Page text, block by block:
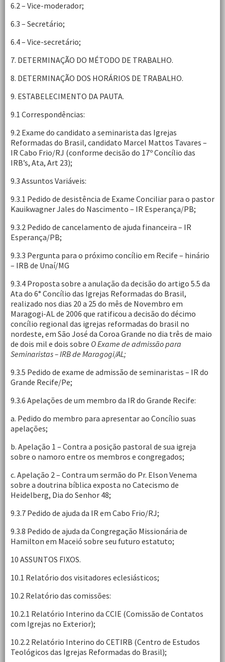
6.2 – Vice-moderador;
6.3 – Secretário;
6.4 – Vice-secretário;
7. DETERMINAÇÃO DO MÉTODO DE TRABALHO.
8. DETERMINAÇÃO DOS HORÁRIOS DE TRABALHO.
9. ESTABELECIMENTO DA PAUTA.
9.1 Correspondências:
9.2 Exame do candidato a seminarista das Igrejas
Reformadas do Brasil, candidato Marcel Mattos Tavares –
IR Cabo Frio/RJ (conforme decisão do 17º Concílio das
IRB’s, Ata, Art 23);
9.3 Assuntos Variáveis:
9.3.1 Pedido de desistência de Exame Conciliar para o pastor
Kauikwagner Jales do Nascimento – IR Esperança/PB;
9.3.2 Pedido de cancelamento de ajuda financeira – IR
Esperança/PB;
9.3.3 Pergunta para o próximo concílio em Recife – hinário
– IRB de Unaí/MG
9.3.4 Proposta sobre a anulação da decisão do artigo 5.5 da
Ata do 6° Concílio das Igrejas Reformadas do Brasil,
realizado nos dias 20 a 25 do mês de Novembro em
Maragogi-AL de 2006 que ratificou a decisão do décimo
concílio regional das igrejas reformadas do brasil no
nordeste, em São José da Coroa Grande no dia três de maio
de dois mil e dois sobre O Exame de admissão para
Seminaristas – IRB de Maragogi/AL;
9.3.5 Pedido de exame de admissão de seminaristas – IR do
Grande Recife/Pe;
9.3.6 Apelações de um membro da IR do Grande Recife:
a. Pedido do membro para apresentar ao Concílio suas
apelações;
b. Apelação 1 – Contra a posição pastoral de sua igreja
sobre o namoro entre os membros e congregados;
c. Apelação 2 – Contra um sermão do Pr. Elson Venema
sobre a doutrina bíblica exposta no Catecismo de
Heidelberg, Dia do Senhor 48;
9.3.7 Pedido de ajuda da IR em Cabo Frio/RJ;
9.3.8 Pedido de ajuda da Congregação Missionária de
Hamilton em Maceió sobre seu futuro estatuto;
10 ASSUNTOS FIXOS.
10.1 Relatório dos visitadores eclesiásticos;
10.2 Relatório das comissões:
10.2.1 Relatório Interino da CCIE (Comissão de Contatos
com Igrejas no Exterior);
10.2.2 Relatório Interino do CETIRB (Centro de Estudos
Teológicos das Igrejas Reformadas do Brasil);